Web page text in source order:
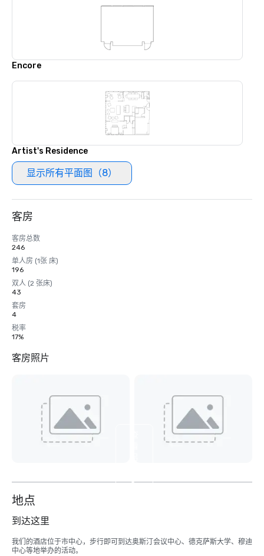
Encore
Artist's Residence
显示所有平面图（8）
客房
客房总数
246
单人房 (1张 床)
196
双人 (2 张床)
43
套房
4
税率
17%
客房照片
3
地点
到达这里
我们的酒店位于市中心，步行即可到达奥斯汀会议中心、德克萨斯大学、穆迪
中心等地举办的活动。